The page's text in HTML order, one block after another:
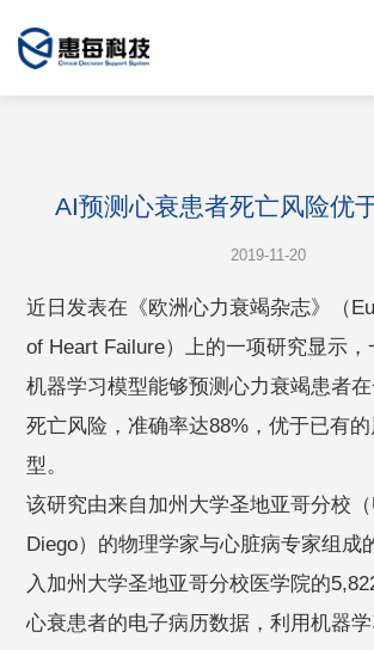
AI预测心衰患者死亡风险优
2019-11-20
近日发表在《欧洲心力衰竭杂志》（
of Heart Failure）上的一项研究显示，
机器学习模型能够预测心力衰竭患者
死亡风险，准确率达88%，优于已有
型。
该研究由来自加州大学圣地亚哥分校
Diego）的物理学家与心脏病专家组成
入加州大学圣地亚哥分校医学院的
心衰患者的电子病历数据，利用机器